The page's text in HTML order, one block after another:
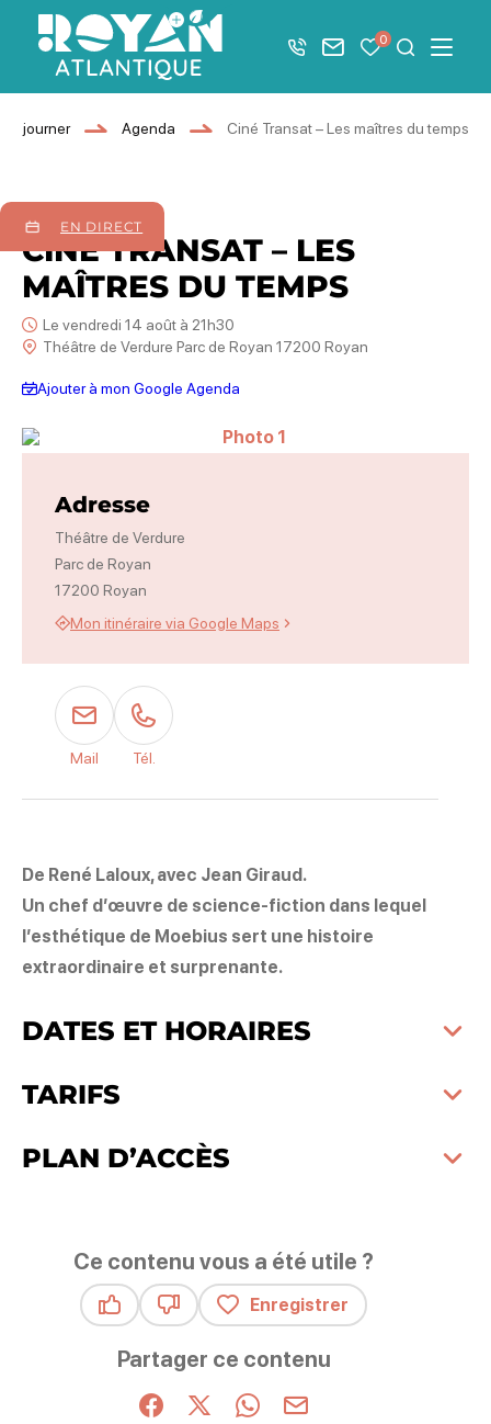
Afficher la barre de navigation du mode éco
Royan Atlantique
+33 5 46 08 21 00
Nous contacter
Mes favoris
0 JeMenu
Séjourner Agenda Ciné Transat – Les maîtres du temps
EN DIRECT
14 août 2026
CINÉ TRANSAT – LES
MAÎTRES DU TEMPS
Le vendredi 14 août à 21h30
Théâtre de Verdure Parc de Royan 17200 Royan
Ajouter à mon Google Agenda
De René Laloux, avec Jean Giraud.
Un chef d’œuvre de science-fiction dans lequel
l’esthétique de Moebius sert une histoire
extraordinaire et surprenante.
DATES ET HORAIRES
TARIFS
PLAN D’ACCÈS
Photo 1
Adresse
Théâtre de Verdure
Parc de Royan
17200 Royan
Mon itinéraire via Google Maps
Mail Tél.
Ce contenu vous a été utile ?
Enregistrer
Partager ce contenu
Partager sur Facebook (nouvelle fenêtre)
Partager sur X / Twitter (nouvelle
Partager sur WhatsApp
Partager par mail